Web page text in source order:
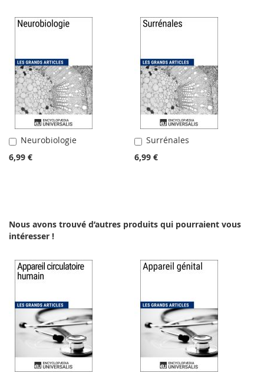
Neurobiologie
6,99 €
Ajouter
au
panier
Surrénales
6,99 €
Ajouter
au
panier
Nous avons trouvé d’autres produits qui pourraient vous
intéresser !